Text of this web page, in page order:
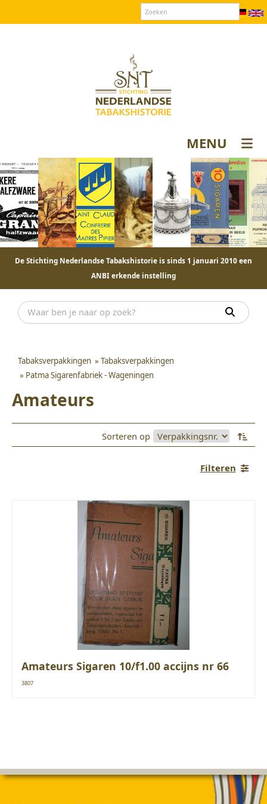
MENU
De Stichting Nederlandse Tabakshistorie is sinds 1 januari 2010 een
ANBI erkende instelling
Tabaksverpakkingen » Tabaksverpakkingen
» Patma Sigarenfabriek - Wageningen
Amateurs
Sorteren op
Filteren
Amateurs Sigaren 10/f1.00 accijns nr 66
3807